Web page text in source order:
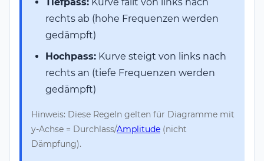
Tiefpass: Kurve fällt von links nach
rechts ab (hohe Frequenzen werden
gedämpft)
Hochpass: Kurve steigt von links nach
rechts an (tiefe Frequenzen werden
gedämpft)
Hinweis: Diese Regeln gelten für Diagramme mit
y-Achse = Durchlass/Amplitude (nicht
Dämpfung).